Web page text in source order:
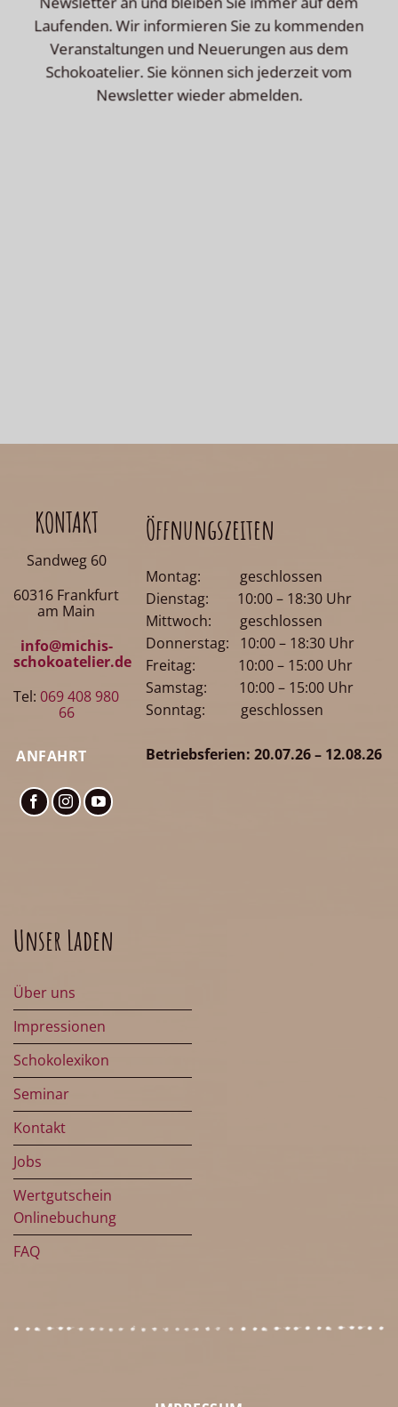
Laufenden. Wir informieren Sie zu kommenden
Veranstaltungen und Neuerungen aus dem
Schokoatelier. Sie können sich jederzeit vom
Newsletter wieder abmelden.
KONTAKT
Sandweg 60
60316 Frankfurt
am Main
info@michis-
schokoatelier.de
Tel:069 408 980
66
ANFAHRT
Öffnungszeiten
Montag: geschlossen
Dienstag: 10:00 – 18:30 Uhr
Mittwoch: geschlossen
Donnerstag: 10:00 – 18:30 Uhr
Freitag: 10:00 – 15:00 Uhr
Samstag: 10:00 – 15:00 Uhr
Sonntag: geschlossen
Betriebsferien: 20.07.26 – 12.08.26
Unser Laden
Über uns
Impressionen
Schokolexikon
Seminar
Kontakt
Jobs
Wertgutschein
Onlinebuchung
FAQ